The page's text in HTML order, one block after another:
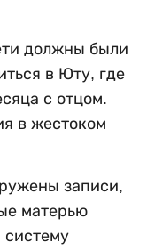
должны были
в Юту, где
с отцом.
в жестоком
записи,
матерью
систему